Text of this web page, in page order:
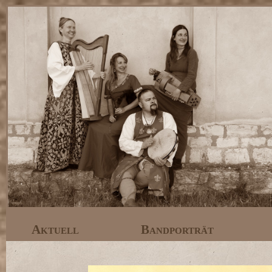
Aktuell Bandporträt